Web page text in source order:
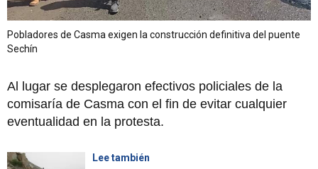
Pobladores de Casma exigen la construcción definitiva del puente
Sechín
Al lugar se desplegaron efectivos policiales de la
comisaría de Casma con el fin de evitar cualquier
eventualidad en la protesta.
Lee también